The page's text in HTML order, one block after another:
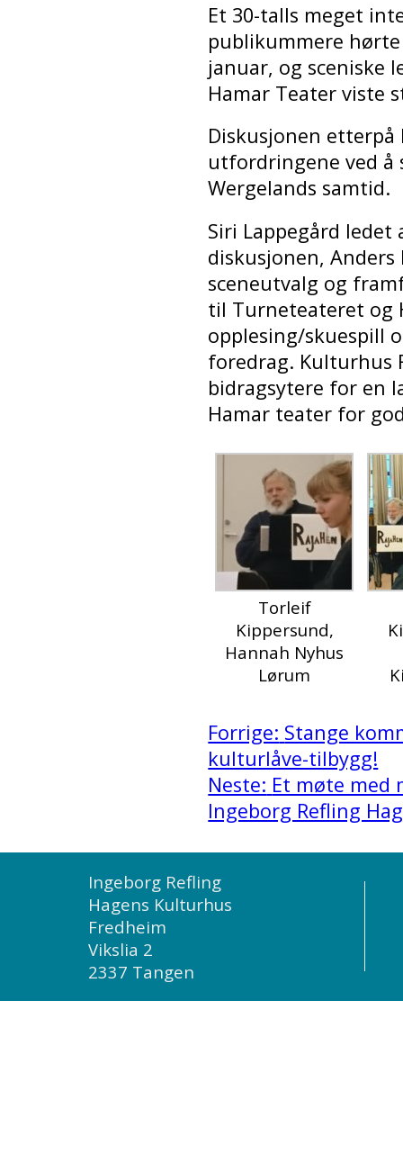
Et 30-talls meget
publikummere
januar, og sceniske
Hamar Teater viste
Diskusjonen
utfordringene ved å
Wergelands samtid.
Siri Lappegård
diskusjonen,
sceneutvalg og
til Turneteateret og
opplesing/skuespill
foredrag. Kulturhus
bidragsytere for en
Hamar teater for
Torleif
Kippersund,
Hannah Nyhus
Lørum
Forrige: Stange
kulturlåve-tilbygg!
Neste: Et møte med
Ingeborg Refling
Ingeborg Refling
Hagens Kulturhus
Fredheim
Vikslia 2
2337 Tangen